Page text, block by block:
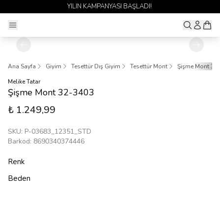
YILIN KAMPANYASI BAŞLADI!
Ana Sayfa Giyim Tesettür Dış Giyim Tesettür Mont
Şişme Mont
Melike Tatar
Şişme Mont 32-3403
₺ 1.249,99
SKU: P-03683_12351_STD
Barkod: 8690340374446
Renk
Beden